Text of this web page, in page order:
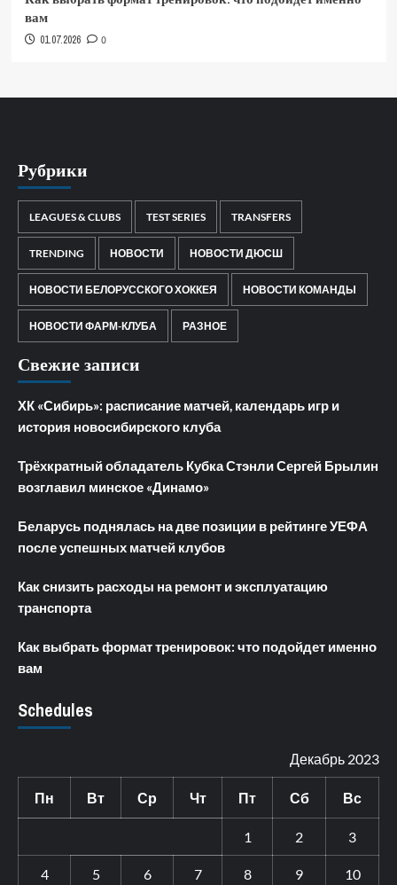
вам
01.07.2026 0
Рубрики
LEAGUES & CLUBS TEST SERIES TRANSFERS
TRENDING НОВОСТИ НОВОСТИ ДЮСШ
НОВОСТИ БЕЛОРУССКОГО ХОККЕЯ НОВОСТИ КОМАНДЫ
НОВОСТИ ФАРМ-КЛУБА РАЗНОЕ
Свежие записи
ХК «Сибирь»: расписание матчей, календарь игр и
история новосибирского клуба
Трёхкратный обладатель Кубка Стэнли Сергей Брылин
возглавил минское «Динамо»
Беларусь поднялась на две позиции в рейтинге УЕФА
после успешных матчей клубов
Как снизить расходы на ремонт и эксплуатацию
транспорта
Как выбрать формат тренировок: что подойдет именно
вам
Schedules
Декабрь 2023
Пн Вт Ср Чт Пт Сб Вс
1 2 3
4 5 6 7 8 9 10